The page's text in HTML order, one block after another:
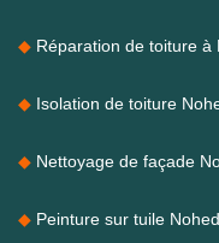
Réparation de toiture à
Isolation de toiture
Nettoyage de façade
Peinture sur tuile